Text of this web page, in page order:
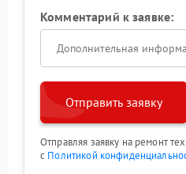
Комментарий к заявке:
Отправить заявку
Отправляя заявку на ремонт
с Политикой